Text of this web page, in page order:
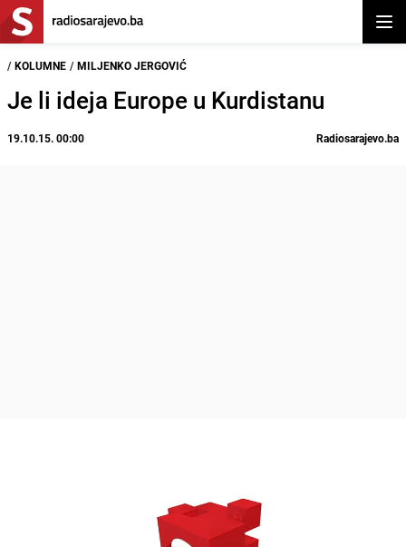
/ KOLUMNE / MILJENKO JERGOVIĆ
Je li ideja Europe u Kurdistanu
19.10.15. 00:00 Radiosarajevo.ba